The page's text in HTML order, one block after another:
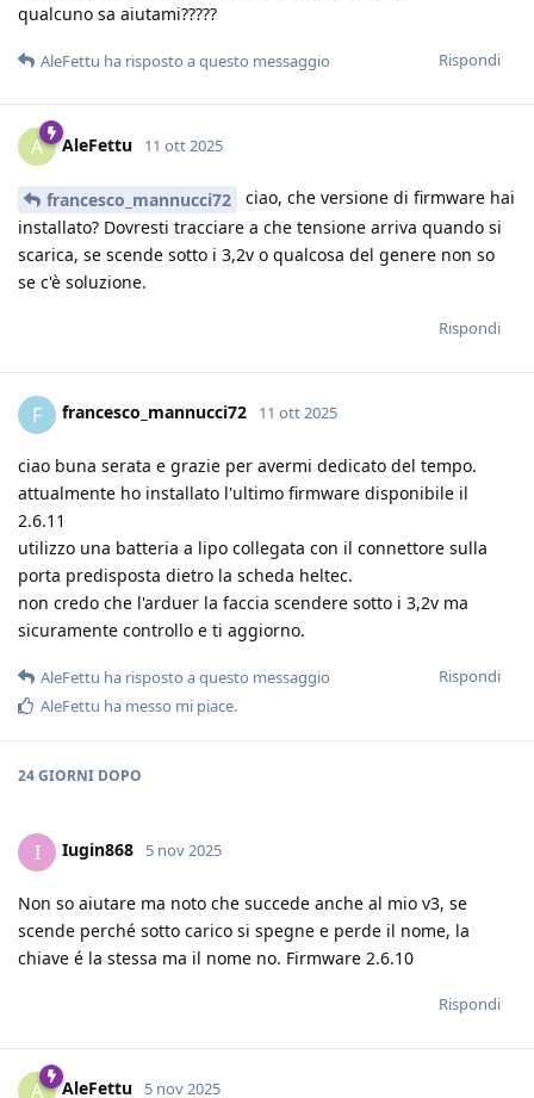
qualcuno sa aiutami?????
Rispondi
AleFettu ha risposto a questo messaggio
A AleFettu 11 ott 2025
francesco_mannucci72
ciao, che versione di firmware hai
installato? Dovresti tracciare a che tensione arriva quando si
scarica, se scende sotto i 3,2v o qualcosa del genere non so
se c'è soluzione.
Rispondi
F francesco_mannucci72 11 ott 2025
ciao buna serata e grazie per avermi dedicato del tempo.
attualmente ho installato l'ultimo firmware disponibile il
2.6.11
utilizzo una batteria a lipo collegata con il connettore sulla
porta predisposta dietro la scheda heltec.
non credo che l'arduer la faccia scendere sotto i 3,2v ma
sicuramente controllo e ti aggiorno.
Rispondi
AleFettu ha risposto a questo messaggio
AleFettu ha messo mi piace.
24 GIORNI DOPO
I Iugin868 5 nov 2025
Non so aiutare ma noto che succede anche al mio v3, se
scende perché sotto carico si spegne e perde il nome, la
chiave é la stessa ma il nome no. Firmware 2.6.10
Rispondi
A AleFettu 5 nov 2025